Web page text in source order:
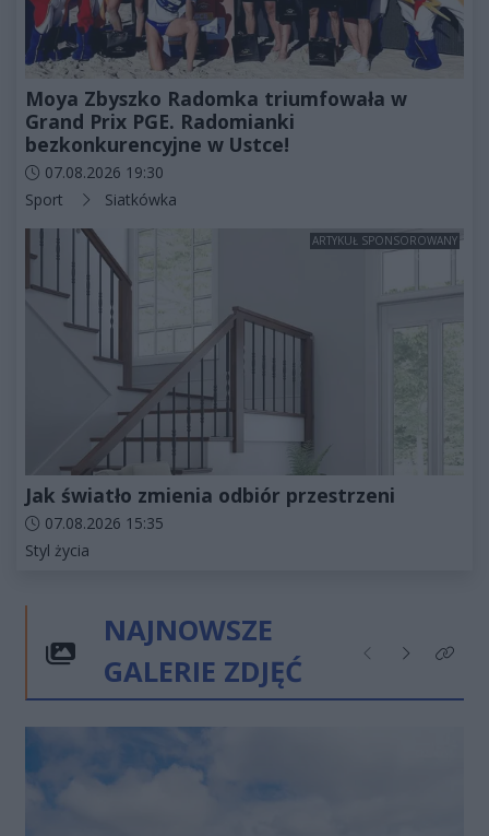
Moya Zbyszko Radomka triumfowała w
Grand Prix PGE. Radomianki
bezkonkurencyjne w Ustce!
Data dodania artykułu:
07.08.2026 19:30
Kategorie artykułu:
Sport Siatkówka
ARTYKUŁ SPONSOROWANY
Jak światło zmienia odbiór przestrzeni
Data dodania artykułu:
07.08.2026 15:35
Kategorie artykułu:
Styl życia
NAJNOWSZE
GALERIE ZDJĘĆ
Poprzednie
NastępneKliknij